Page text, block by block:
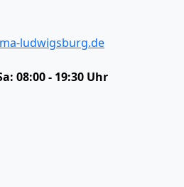
ludwigsburg.de
08:00 - 19:30 Uhr